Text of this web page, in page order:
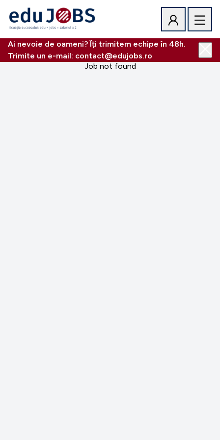
Ai nevoie de oameni? Îți trimitem echipe în 48h.
Trimite un e-mail: contact@edujobs.ro
Job not found